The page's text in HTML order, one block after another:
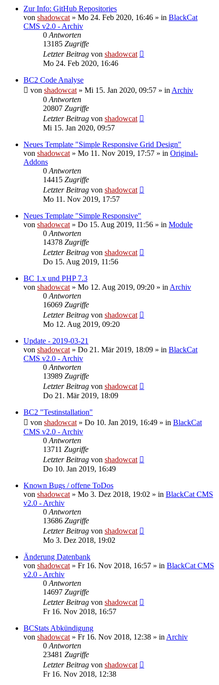
Zur Info: GitHub Repositories
von shadowcat » Mo 24. Feb 2020, 16:46 » in BlackCat
CMS v2.0 - Archiv
0 Antworten
13185 Zugriffe
Letzter Beitrag von shadowcat
Mo 24. Feb 2020, 16:46
BC2 Code Analyse
von shadowcat » Mi 15. Jan 2020, 09:57 » in Archiv
0 Antworten
20807 Zugriffe
Letzter Beitrag von shadowcat
Mi 15. Jan 2020, 09:57
Neues Template "Simple Responsive Grid Design"
von shadowcat » Mo 11. Nov 2019, 17:57 » in Original-
Addons
0 Antworten
14415 Zugriffe
Letzter Beitrag von shadowcat
Mo 11. Nov 2019, 17:57
Neues Template "Simple Responsive"
von shadowcat » Do 15. Aug 2019, 11:56 » in Module
0 Antworten
14378 Zugriffe
Letzter Beitrag von shadowcat
Do 15. Aug 2019, 11:56
BC 1.x und PHP 7.3
von shadowcat » Mo 12. Aug 2019, 09:20 » in Archiv
0 Antworten
16069 Zugriffe
Letzter Beitrag von shadowcat
Mo 12. Aug 2019, 09:20
Update - 2019-03-21
von shadowcat » Do 21. Mär 2019, 18:09 » in BlackCat
CMS v2.0 - Archiv
0 Antworten
13989 Zugriffe
Letzter Beitrag von shadowcat
Do 21. Mär 2019, 18:09
BC2 "Testinstallation"
von shadowcat » Do 10. Jan 2019, 16:49 » in BlackCat
CMS v2.0 - Archiv
0 Antworten
13711 Zugriffe
Letzter Beitrag von shadowcat
Do 10. Jan 2019, 16:49
Known Bugs / offene ToDos
von shadowcat » Mo 3. Dez 2018, 19:02 » in BlackCat CMS
v2.0 - Archiv
0 Antworten
13686 Zugriffe
Letzter Beitrag von shadowcat
Mo 3. Dez 2018, 19:02
Änderung Datenbank
von shadowcat » Fr 16. Nov 2018, 16:57 » in BlackCat CMS
v2.0 - Archiv
0 Antworten
14697 Zugriffe
Letzter Beitrag von shadowcat
Fr 16. Nov 2018, 16:57
BCStats Abkündigung
von shadowcat » Fr 16. Nov 2018, 12:38 » in Archiv
0 Antworten
23481 Zugriffe
Letzter Beitrag von shadowcat
Fr 16. Nov 2018, 12:38